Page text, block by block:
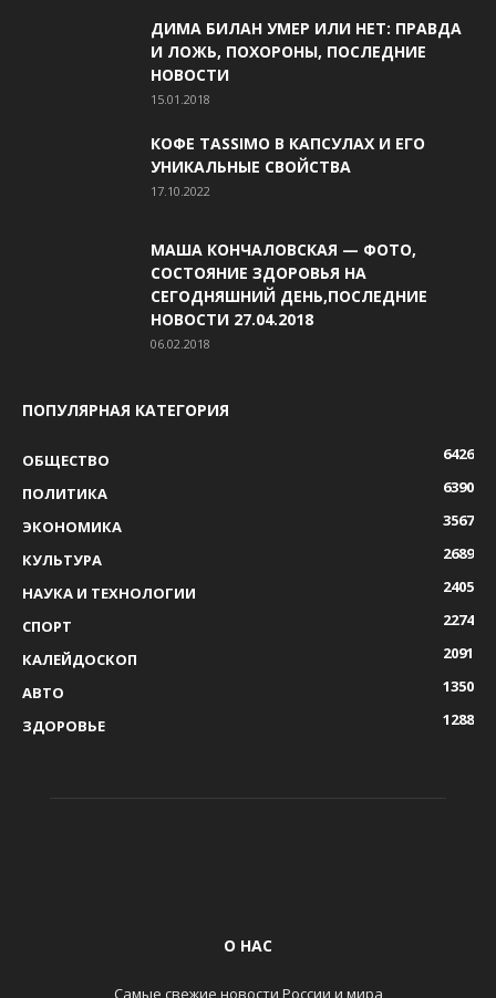
ДИМА БИЛАН УМЕР ИЛИ НЕТ: ПРАВДА
И ЛОЖЬ, ПОХОРОНЫ, ПОСЛЕДНИЕ
НОВОСТИ
15.01.2018
КОФЕ TASSIMO В КАПСУЛАХ И ЕГО
УНИКАЛЬНЫЕ СВОЙСТВА
17.10.2022
МАША КОНЧАЛОВСКАЯ — ФОТО,
СОСТОЯНИЕ ЗДОРОВЬЯ НА
СЕГОДНЯШНИЙ ДЕНЬ,ПОСЛЕДНИЕ
НОВОСТИ 27.04.2018
06.02.2018
ПОПУЛЯРНАЯ КАТЕГОРИЯ
ОБЩЕСТВО
6426
ПОЛИТИКА
6390
ЭКОНОМИКА
3567
КУЛЬТУРА
2689
НАУКА И ТЕХНОЛОГИИ
2405
СПОРТ
2274
КАЛЕЙДОСКОП
2091
АВТО
1350
ЗДОРОВЬЕ
1288
О НАС
Самые свежие новости России и мира